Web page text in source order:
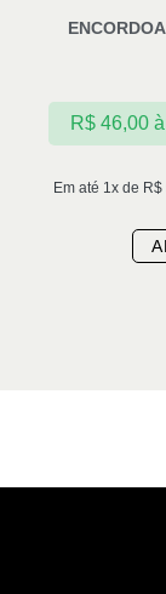
Em até 1x de R$
R$46,00